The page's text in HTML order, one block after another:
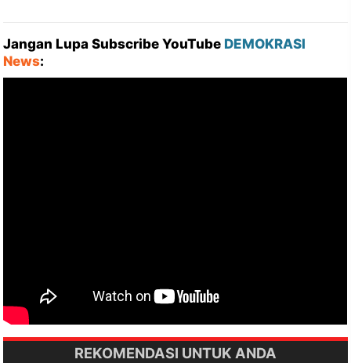
Jangan Lupa Subscribe YouTube DEMOKRASI
News:
REKOMENDASI UNTUK ANDA